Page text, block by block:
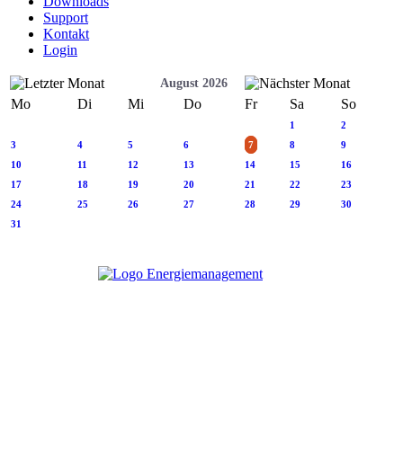
Support
Kontakt
Login
August 2026
Mo Di Mi Do Fr Sa So
1
2
3
4 5 6 7 8
9
10
11 12 13 14 15
16
17
18 19 20 21 22
23
24
25 26 27 28 29
30
31